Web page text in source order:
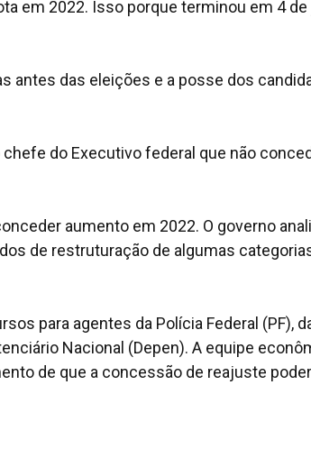
em 2022. Isso porque terminou em 4
antes das eleições e a posse dos
do Executivo federal que não
aumento em 2022. O governo
de restruturação de algumas
para agentes da Polícia Federal (PF),
Nacional (Depen). A equipe
de que a concessão de reajuste